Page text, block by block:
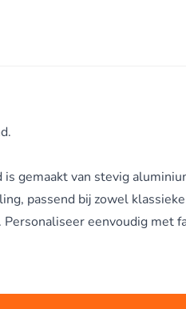
is gemaakt van stevig
passend bij zowel
eenvoudig met